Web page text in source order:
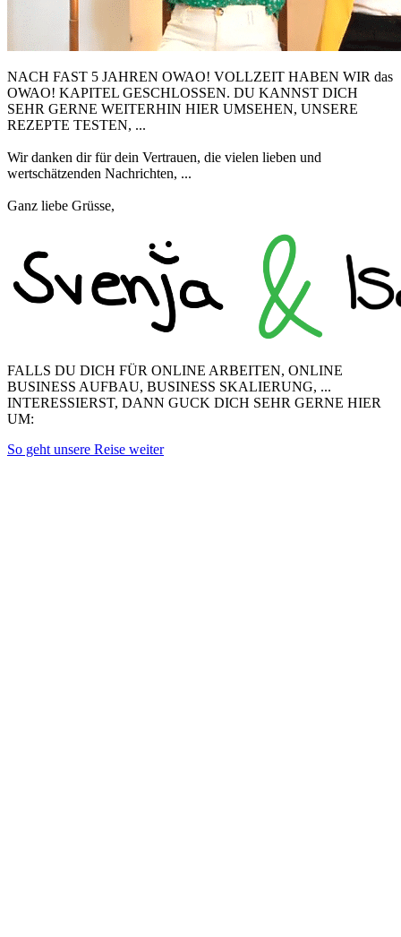
NACH FAST 5 JAHREN OWAO! VOLLZEIT HABEN WIR das
OWAO! KAPITEL GESCHLOSSEN. DU KANNST DICH
SEHR GERNE WEITERHIN HIER UMSEHEN, UNSERE
REZEPTE TESTEN, ...
Wir danken dir für dein Vertrauen, die vielen lieben und
wertschätzenden Nachrichten, ...
Ganz liebe Grüsse,
FALLS DU DICH FÜR ONLINE ARBEITEN, ONLINE
BUSINESS AUFBAU, BUSINESS SKALIERUNG, ...
INTERESSIERST, DANN GUCK DICH SEHR GERNE HIER
UM:
So geht unsere Reise weiter